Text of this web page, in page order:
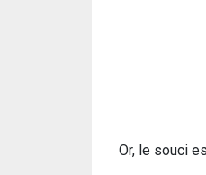
Or, le souci